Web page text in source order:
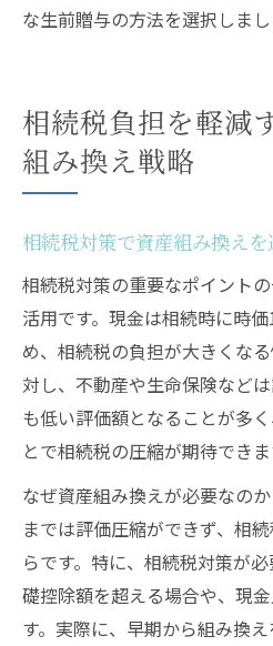
な生前贈与の方法を選択しまし
相続税負担を軽減
組み換え戦略
相続税対策で資産組み換え
相続税対策の重要なポイント
活用です。現金は相続時に時
め、相続税の負担が大きくな
対し、不動産や生命保険など
も低い評価額となることが多
とで相続税の圧縮が期待できま
なぜ資産組み換えが必要なの
までは評価圧縮ができず、相
らです。特に、相続税対策が
礎控除額を超える場合や、現
す。実際に、早期から組み換